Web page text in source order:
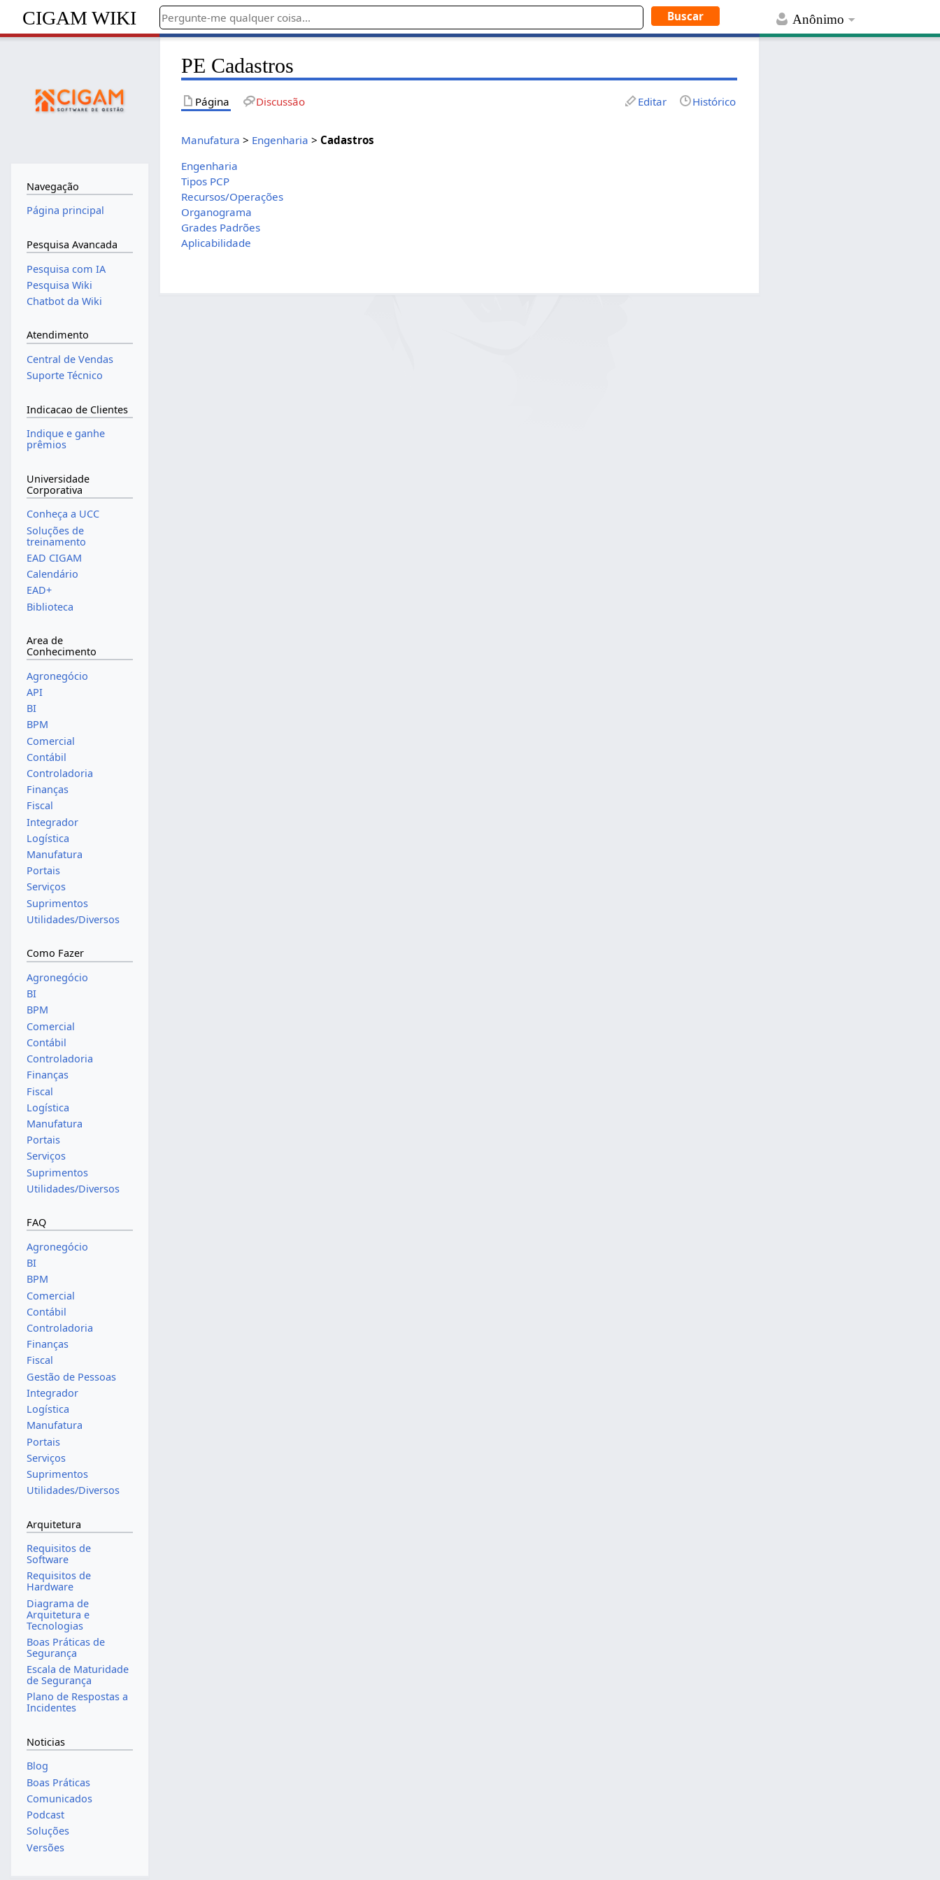
Anônimo
CIGAM WIKI
PE Cadastros
Página Discussão Editar Histórico
Manufatura > Engenharia > Cadastros
Engenharia
Tipos PCP
Recursos/Operações
Organograma
Grades Padrões
Aplicabilidade
Navegação
Página principal
Pesquisa Avancada
Pesquisa com IA
Pesquisa Wiki
Chatbot da Wiki
Atendimento
Central de Vendas
Suporte Técnico
Indicacao de Clientes
Indique e ganhe
prêmios
Universidade
Corporativa
Conheça a UCC
Soluções de
treinamento
EAD CIGAM
Calendário
EAD+
Biblioteca
Area de
Conhecimento
Agronegócio
API
BI
BPM
Comercial
Contábil
Controladoria
Finanças
Fiscal
Integrador
Logística
Manufatura
Portais
Serviços
Suprimentos
Utilidades/Diversos
Como Fazer
Agronegócio
BI
BPM
Comercial
Contábil
Controladoria
Finanças
Fiscal
Logística
Manufatura
Portais
Serviços
Suprimentos
Utilidades/Diversos
FAQ
Agronegócio
BI
BPM
Comercial
Contábil
Controladoria
Finanças
Fiscal
Gestão de Pessoas
Integrador
Logística
Manufatura
Portais
Serviços
Suprimentos
Utilidades/Diversos
Arquitetura
Requisitos de
Software
Requisitos de
Hardware
Diagrama de
Arquitetura e
Tecnologias
Boas Práticas de
Segurança
Escala de Maturidade
de Segurança
Plano de Respostas a
Incidentes
Noticias
Blog
Boas Práticas
Comunicados
Podcast
Soluções
Versões